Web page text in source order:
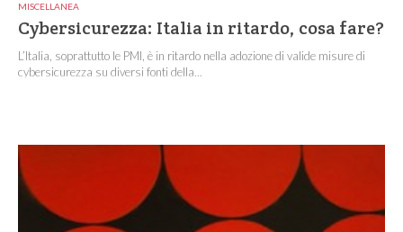
MISCELLANEA
Cybersicurezza: Italia in ritardo, cosa fare?
L’Italia, soprattutto le PMI, è in ritardo nella adozione di valide misure di
cybersicurezza su diversi fonti della...